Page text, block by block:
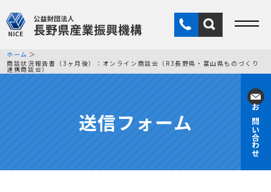
お問い合わせ
ホーム
商談状況報告書（3ヶ月後）：オンライン商談会（R3長野県・富山県ものづくり
連携商談会）
送信フォーム